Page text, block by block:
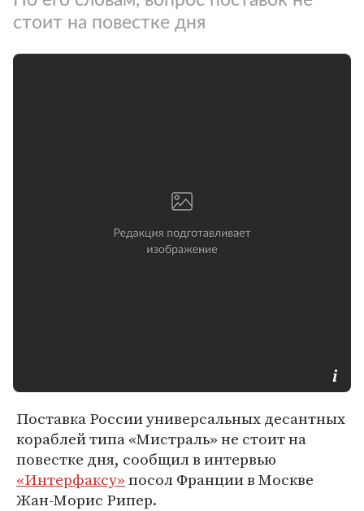
стоит на повестке дня
Поставка России универсальных десантных
кораблей типа «Мистраль» не стоит на
повестке дня, сообщил в интервью
«Интерфаксу»посол Франции в Москве
Жан-Морис Рипер.